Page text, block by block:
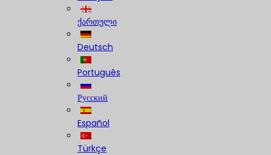
ქართული
Deutsch
Português
Русский
Español
Türkçe